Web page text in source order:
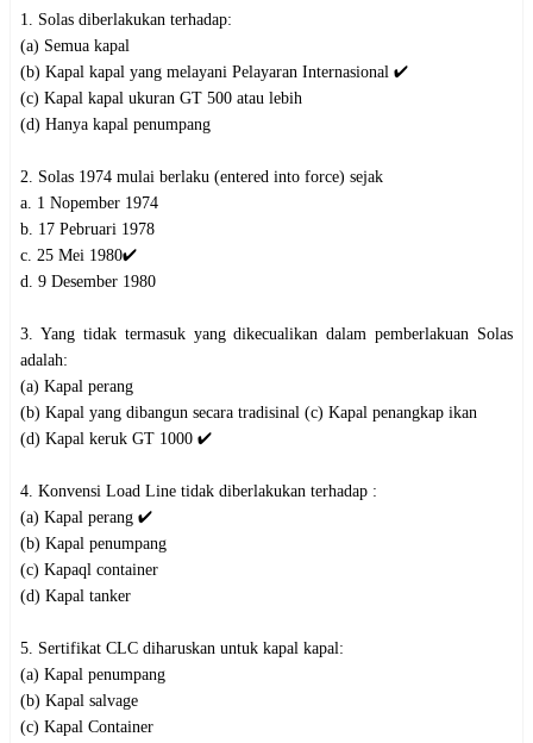
1. Solas diberlakukan terhadap:
(a) Semua kapal
(b) Kapal kapal yang melayani Pelayaran Internasional ✔️
(c) Kapal kapal ukuran GT 500 atau lebih
(d) Hanya kapal penumpang
2. Solas 1974 mulai berlaku (entered into force) sejak
a. 1 Nopember 1974
b. 17 Pebruari 1978
c. 25 Mei 1980✔️
d. 9 Desember 1980
3. Yang tidak termasuk yang dikecualikan dalam pemberlakuan Solas
adalah:
(a) Kapal perang
(b) Kapal yang dibangun secara tradisinal (c) Kapal penangkap ikan
(d) Kapal keruk GT 1000 ✔️
4. Konvensi Load Line tidak diberlakukan terhadap :
(a) Kapal perang ✔️
(b) Kapal penumpang
(c) Kapaql container
(d) Kapal tanker
5. Sertifikat CLC diharuskan untuk kapal kapal:
(a) Kapal penumpang
(b) Kapal salvage
(c) Kapal Container